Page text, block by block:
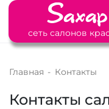
сеть салонов
Главная - Контакты
Контакты